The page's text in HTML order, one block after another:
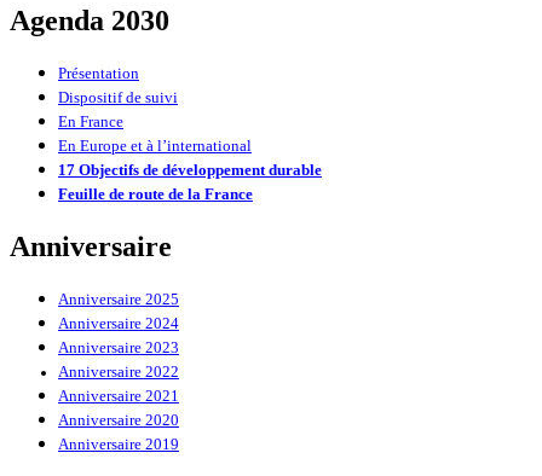
Agenda 2030
Présentation
Dispositif de suivi
En France
En Europe et à l’international
17 Objectifs de développement durable
Feuille de route de la France
Anniversaire
Anniversaire 2025
Anniversaire 2024
Anniversaire 2023
Anniversaire 2022
Anniversaire 2021
Anniversaire 2020
Anniversaire 2019